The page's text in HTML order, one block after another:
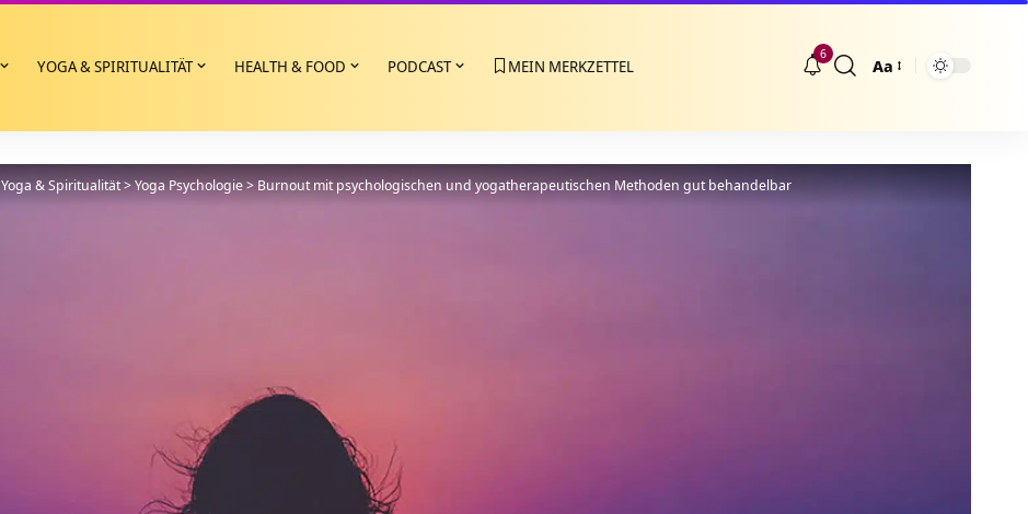
YOGA & SPIRITUALITÄT HEALTH & FOOD PODCAST MEIN MERKZETTEL
6
Größenänderung
Aa
Yoga & Spiritualität>Yoga Psychologie>Burnout mit psychologischen und yogatherapeutischen Methoden gut behandelbar